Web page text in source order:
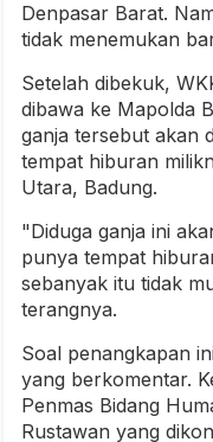
Denpasar Barat.
tidak menemukan
Setelah dibekuk,
dibawa ke Mapolda
ganja tersebut akan
tempat hiburan
Utara, Badung.
"Diduga ganja ini
punya tempat
sebanyak itu tidak
terangnya.
Soal penangkapan
yang berkomentar.
Penmas Bidang
Rustawan yang